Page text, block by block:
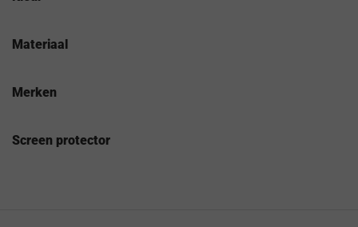
Materiaal
Merken
Screen protector